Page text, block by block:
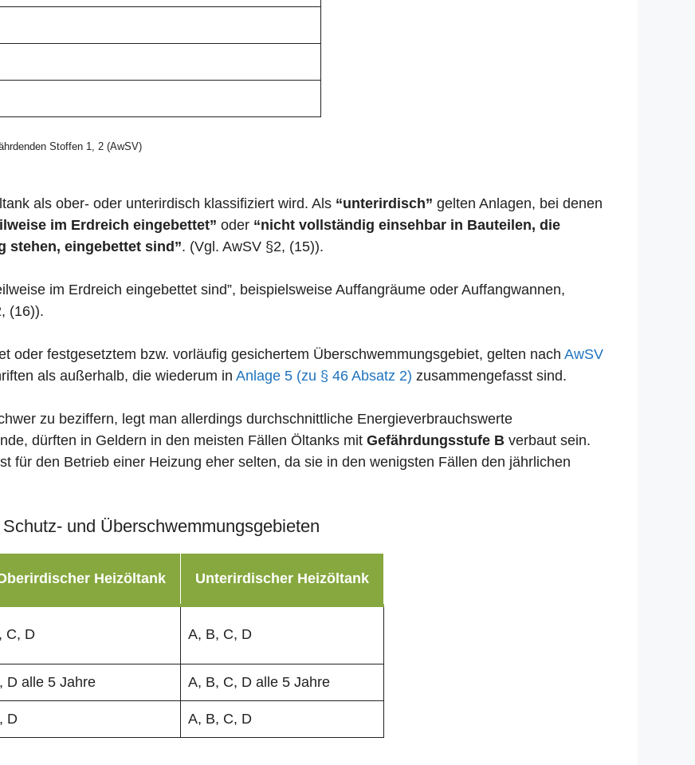
Stoffen 1, 2 (AwSV)
als ober- oder unterirdisch klassifiziert wird. Als “unterirdisch” gelten Anlagen, bei denen
im Erdreich eingebettet” oder “nicht vollständig einsehbar in Bauteilen, die
stehen, eingebettet sind”. (Vgl. AwSV §2, (15)).
im Erdreich eingebettet sind”, beispielsweise Auffangräume oder Auffangwannen,
(16)).
oder festgesetztem bzw. vorläufig gesichertem Überschwemmungsgebiet, gelten nach AwSV
als außerhalb, die wiederum in Anlage 5 (zu § 46 Absatz 2) zusammengefasst sind.
zu beziffern, legt man allerdings durchschnittliche Energieverbrauchswerte
dürften in Geldern in den meisten Fällen Öltanks mit Gefährdungsstufe B verbaut sein.
für den Betrieb einer Heizung eher selten, da sie in den wenigsten Fällen den jährlichen
und Überschwemmungsgebieten
Heizöltank Unterirdischer Heizöltank
C, D A, B, C, D
D alle 5 Jahre A, B, C, D alle 5 Jahre
D A, B, C, D